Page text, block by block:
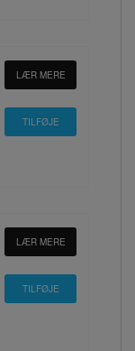
LÆR MERE
LÆR MERE